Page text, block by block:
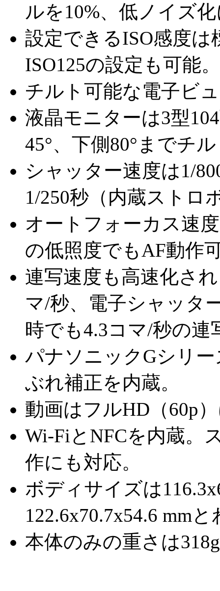
ルを10%、低ノイズ
設定できるISO感度は
ISO125の設定も可能。
チルト可能な電子ビ
液晶モニターは3型
45°、下側80°までチ
シャッター速度は1/
1/250秒（内蔵ストロ
オートフォーカス速
の低照度でもAF動作
連写速度も高速化さ
マ/秒、電子シャッタ
時でも4.3コマ/秒の連
パナソニックGシリ
ぶれ補正を内蔵。
動画はフルHD（60p
Wi-FiとNFCを内蔵。
作にも対応。
ボディサイズは
122.6x70.7x54.6 mm
本体のみの重さは